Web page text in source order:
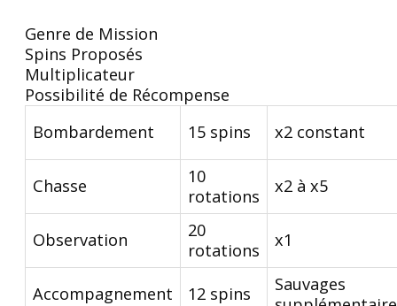
Genre de Mission
Spins Proposés
Multiplicateur
Possibilité de Récompense
Bombardement
15 spins x2 constant
Chasse
10
rotations
x2 à x5
Observation
20
rotations
x1
Accompagnement 12 spins
Sauvages